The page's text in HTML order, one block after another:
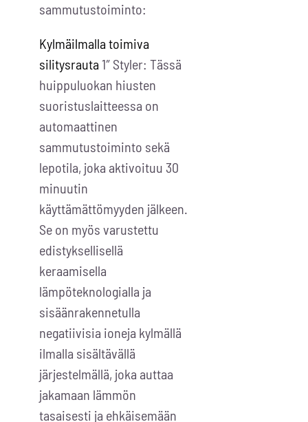
sammutustoiminto:
Kylmäilmalla toimiva
silitysrauta 1″ Styler: Tässä
huippuluokan hiusten
suoristuslaitteessa on
automaattinen
sammutustoiminto sekä
lepotila, joka aktivoituu 30
minuutin
käyttämättömyyden jälkeen.
Se on myös varustettu
edistyksellisellä
keraamisella
lämpöteknologialla ja
sisäänrakennetulla
negatiivisia ioneja kylmällä
ilmalla sisältävällä
järjestelmällä, joka auttaa
jakamaan lämmön
tasaisesti ja ehkäisemään